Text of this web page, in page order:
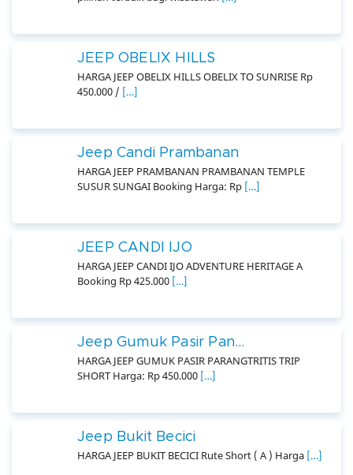
JEEP OBELIX HILLS
HARGA JEEP OBELIX HILLS OBELIX TO SUNRISE Rp
450.000 / […]
Jeep Candi Prambanan
HARGA JEEP PRAMBANAN PRAMBANAN TEMPLE
SUSUR SUNGAI Booking Harga: Rp […]
JEEP CANDI IJO
HARGA JEEP CANDI IJO ADVENTURE HERITAGE A
Booking Rp 425.000 […]
Jeep Gumuk Pasir Pan...
HARGA JEEP GUMUK PASIR PARANGTRITIS TRIP
SHORT Harga: Rp 450.000 […]
Jeep Bukit Becici
HARGA JEEP BUKIT BECICI Rute Short ( A ) Harga […]